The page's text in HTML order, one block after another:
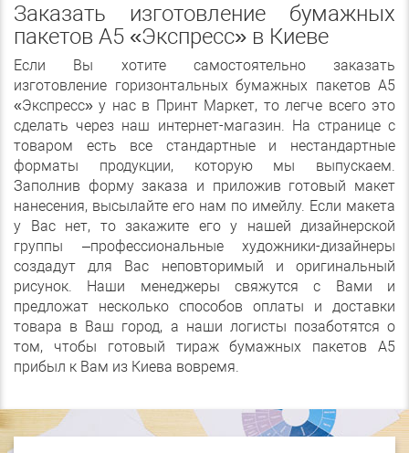
Заказать изготовление бумажных
пакетов А5 «Экспресс» в Киеве
Если Вы хотите самостоятельно заказать
изготовление горизонтальных бумажных пакетов А5
«Экспресс» у нас в Принт Маркет, то легче всего это
сделать через наш интернет-магазин. На странице с
товаром есть все стандартные и нестандартные
форматы продукции, которую мы выпускаем.
Заполнив форму заказа и приложив готовый макет
нанесения, высылайте его нам по имейлу. Если макета
у Вас нет, то закажите его у нашей дизайнерской
группы –профессиональные художники-дизайнеры
создадут для Вас неповторимый и оригинальный
рисунок. Наши менеджеры свяжутся с Вами и
предложат несколько способов оплаты и доставки
товара в Ваш город, а наши логисты позаботятся о
том, чтобы готовый тираж бумажных пакетов А5
прибыл к Вам из Киева вовремя.